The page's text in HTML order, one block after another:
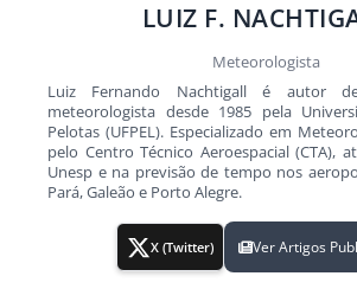
LUIZ F.
Meteorologista
Luiz Fernando Nachtigall é autor
meteorologista desde 1985 pela
Pelotas (UFPEL). Especializado em
pelo Centro Técnico Aeroespacial (CTA),
Unesp e na previsão de tempo nos
Pará, Galeão e Porto Alegre.
X (Twitter) Ver Artigos